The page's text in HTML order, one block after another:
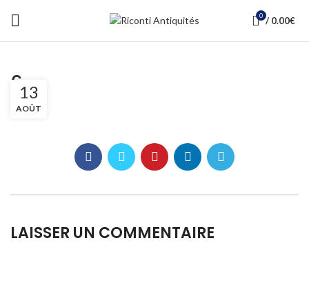
0 / 0.00€
613
AOÛT
LAISSER UN COMMENTAIRE